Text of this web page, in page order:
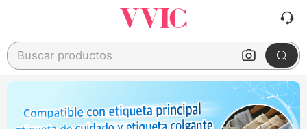
Buscar productos